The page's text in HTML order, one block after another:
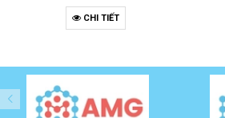
CHI TIẾT